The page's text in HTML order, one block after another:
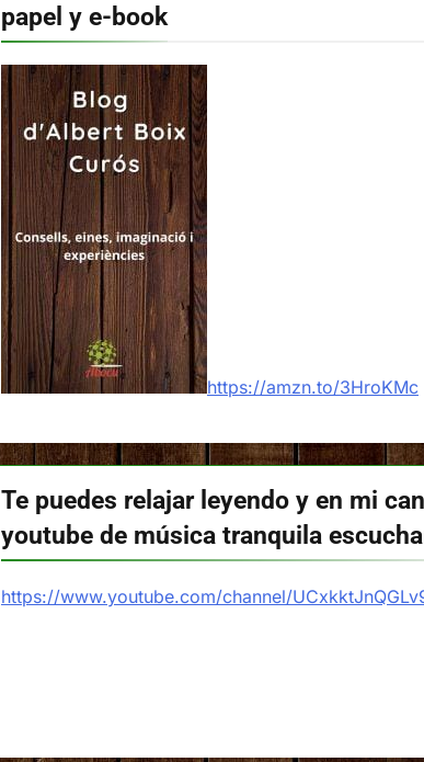
papel y e-book
https://amzn.to/3HroKMc
Te puedes relajar leyendo y en mi
youtube de música tranquila
https://www.youtube.com/channel/